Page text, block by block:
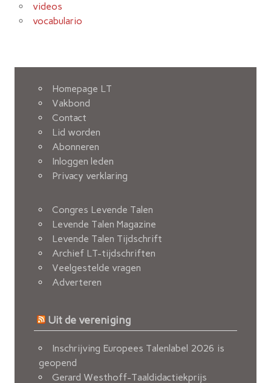
videos
vocabulario
Homepage LT
Vakbond
Contact
Lid worden
Abonneren
Inloggen leden
Privacy verklaring
Congres Levende Talen
Levende Talen Magazine
Levende Talen Tijdschrift
Archief LT-tijdschriften
Veelgestelde vragen
Adverteren
Uit de vereniging
Inschrijving Europees Talenlabel 2026 is
geopend
Gerard Westhoff-Taaldidactiekprijs